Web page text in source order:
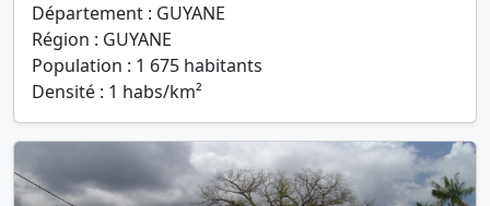
Département : GUYANE
Région : GUYANE
Population : 1 675 habitants
Densité : 1 habs/km²